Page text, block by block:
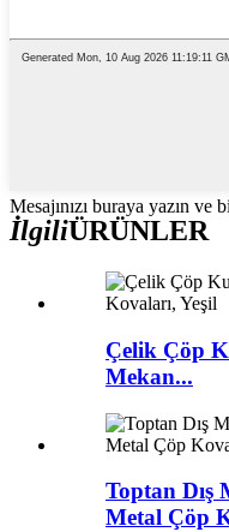
Mesajınızı buraya yazın ve
İlgiliÜRÜNLER
Çelik Çöp
Mekan...
Toptan Dış
Metal Çöp